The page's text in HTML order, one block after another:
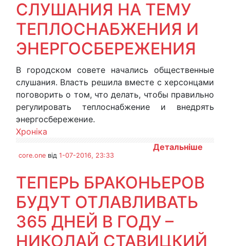
СЛУШАНИЯ НА ТЕМУ
ТЕПЛОСНАБЖЕНИЯ И
ЭНЕРГОСБЕРЕЖЕНИЯ
В городском совете начались общественные
слушания. Власть решила вместе с херсонцами
поговорить о том, что делать, чтобы правильно
регулировать теплоснабжение и внедрять
энергосбережение.
Хроніка
Детальніше
core.one від 1-07-2016, 23:33
ТЕПЕРЬ БРАКОНЬЕРОВ
БУДУТ ОТЛАВЛИВАТЬ
365 ДНЕЙ В ГОДУ –
НИКОЛАЙ СТАВИЦКИЙ